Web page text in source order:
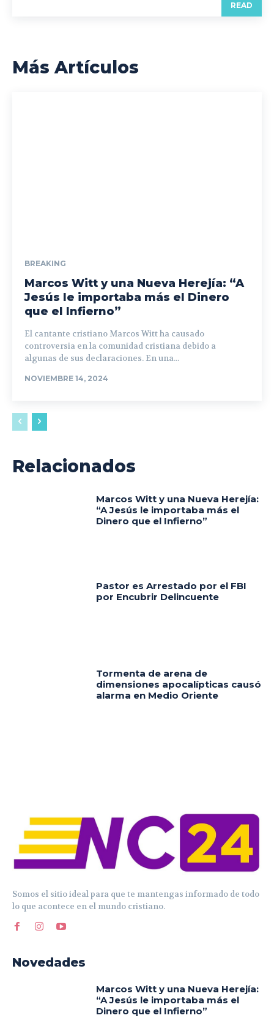
READ
Más Artículos
BREAKING
Marcos Witt y una Nueva Herejía: “A
Jesús le importaba más el Dinero
que el Infierno”
El cantante cristiano Marcos Witt ha causado
controversia en la comunidad cristiana debido a
algunas de sus declaraciones. En una...
NOVIEMBRE 14, 2024
Relacionados
Marcos Witt y una Nueva Herejía:
“A Jesús le importaba más el
Dinero que el Infierno”
Pastor es Arrestado por el FBI
por Encubrir Delincuente
Tormenta de arena de
dimensiones apocalípticas causó
alarma en Medio Oriente
Somos el sitio ideal para que te mantengas informado de todo
lo que acontece en el mundo cristiano.
Novedades
Marcos Witt y una Nueva Herejía:
“A Jesús le importaba más el
Dinero que el Infierno”